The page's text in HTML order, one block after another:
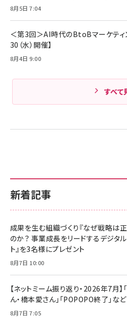
新着記事
成果を生む組織づくり『なぜ戦略は
のか？ 事業成長をリードするデジタ
ト』を3名様にプレゼント
8月7日 10:00
【ネットミーム振り返り・2026年7月
ん・橋本愛さん」「POPOPO終了」など
8月7日 7:05
8月5日 7:04
＜第3回＞AI時代のBtoBマーケティ
30（水）開催】
8月4日 9:00
すべて